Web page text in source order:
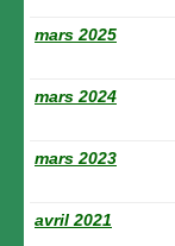
mars 2025
mars 2024
mars 2023
avril 2021